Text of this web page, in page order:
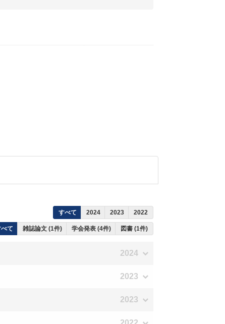
すべて 2024 2023 2022
て 雑誌論文 (1件) 学会発表 (4件) 図書 (1件)
2024
2023
2023